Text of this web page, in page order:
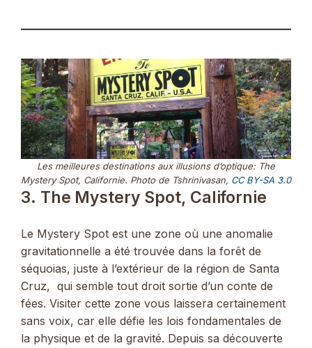
Les meilleures destinations aux illusions d’optique: The
Mystery Spot, Californie. Photo de Tshrinivasan, CC BY-SA 3.0
3. The Mystery Spot, Californie
Le Mystery Spot est une zone où une anomalie
gravitationnelle a été trouvée dans la forêt de
séquoias, juste à l’extérieur de la région de Santa
Cruz, qui semble tout droit sortie d’un conte de
fées. Visiter cette zone vous laissera certainement
sans voix, car elle défie les lois fondamentales de
la physique et de la gravité. Depuis sa découverte